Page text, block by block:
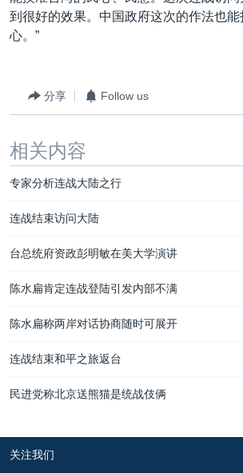
到很好的效果。中国政府这次的作法也
心。”
分享 Follow us
相关内容
专家分析连战大陆之行
连战结束访问大陆
台总统府资政彭明敏在美大学演讲
陈水扁肯定连战登陆引发内部不满
陈水扁称两岸对话协商随时可展开
连战结束和平之旅返台
民进党称北京送熊猫是统战伎俩
关注我们